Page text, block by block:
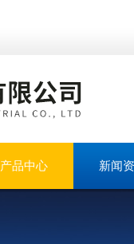
产品中心 新闻